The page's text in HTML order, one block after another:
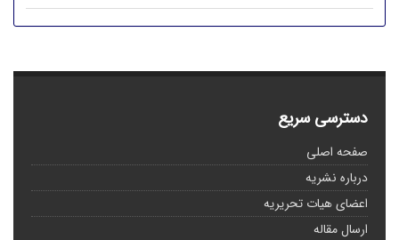
دسترسی سریع
صفحه اصلی
درباره نشریه
اعضای هیات تحریریه
ارسال مقاله